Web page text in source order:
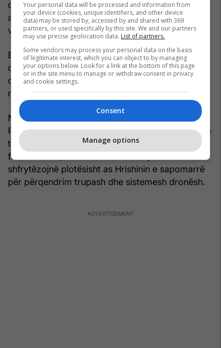
cilat mbështeten pothuajse tërësisht në mjete
ajrore pa pilot – është bërë jashtëzakonisht i
vështirë.
Edhe mjetet tokësore pa ekuipazh nuk arrijnë të
depërtojnë deri tek këto njësi, ndërsa automjetet
dhe mjetet e blinduara mund të arrijnë vetëm deri
në Shevchenko.
Megjithatë, përparimi rus mbetet i ngadalshëm.
Prania e forcave ukrainase në skajet perëndimore
të Pokrovskut po e pengon grumbullimin e
forcave ruse, të cilat ende nuk arrijnë të
shfrytëzojnë plotësisht as Hrishinin e sapomarrë
për përqendrim trupash dhe sistemesh dronësh.
Your personal data will be processed and information from
your device (cookies, unique identifiers, and other device
data) may be stored by, accessed by and shared with 369
partners, or used specifically by this site. We and our partners
may use precise geolocation data. List of partners.
Some vendors may process your personal data on the basis
of legitimate interest, which you can object to by managing
your options below. Look for a link at the bottom of this page
or in the site menu to manage or withdraw consent in privacy
and cookie settings.
Consent
Manage options